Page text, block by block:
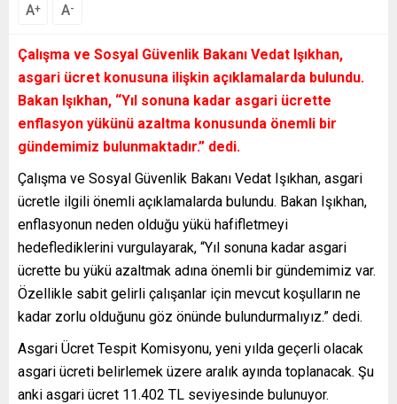
A+ A-
Çalışma ve Sosyal Güvenlik Bakanı Vedat Işıkhan,
asgari ücret konusuna ilişkin açıklamalarda bulundu.
Bakan Işıkhan, “Yıl sonuna kadar asgari ücrette
enflasyon yükünü azaltma konusunda önemli bir
gündemimiz bulunmaktadır.” dedi.
Çalışma ve Sosyal Güvenlik Bakanı Vedat Işıkhan, asgari
ücretle ilgili önemli açıklamalarda bulundu. Bakan Işıkhan,
enflasyonun neden olduğu yükü hafifletmeyi
hedeflediklerini vurgulayarak, “Yıl sonuna kadar asgari
ücrette bu yükü azaltmak adına önemli bir gündemimiz var.
Özellikle sabit gelirli çalışanlar için mevcut koşulların ne
kadar zorlu olduğunu göz önünde bulundurmalıyız.” dedi.
Asgari Ücret Tespit Komisyonu, yeni yılda geçerli olacak
asgari ücreti belirlemek üzere aralık ayında toplanacak. Şu
anki asgari ücret 11.402 TL seviyesinde bulunuyor.